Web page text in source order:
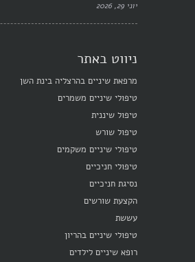
יוני 29, 2026
ניווט באתר
מרפאת שיניים בהרצליה בינת השן
טיפולי שיניים משמרים
טיפול שיננית
טיפול שורש
טיפולי שיניים משקמים
טיפולי חניכיים
נסיגת חניכיים
הקצעת שורשים
עששת
טיפולי שיניים בהריון
רופא שיניים לילדים